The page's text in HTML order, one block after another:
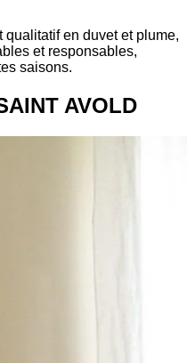
qualitatif en duvet et plume,
et responsables,
saisons.
AVOLD